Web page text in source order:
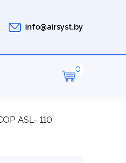
info@airsyst.by
ASL- 110